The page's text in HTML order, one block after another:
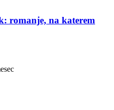
romanje, na katerem